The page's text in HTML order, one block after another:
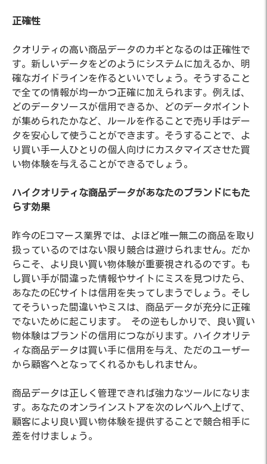
正確性
クオリティの高い商品データのカギとなるのは正確性で
す。新しいデータをどのようにシステムに加えるか、明
確なガイドラインを作るといいでしょう。そうすること
で全ての情報が均一かつ正確に加えられます。例えば、
どのデータソースが信用できるか、どのデータポイント
が集められたかなど、ルールを作ることで売り手はデー
タを安心して使うことができます。そうすることで、よ
り買い手一人ひとりの個人向けにカスタマイズさせた買
い物体験を与えることができるでしょう。
ハイクオリティな商品データがあなたのブランドにもた
らす効果
昨今のEコマース業界では、よほど唯一無二の商品を取り
扱っているのではない限り競合は避けられません。だか
らこそ、より良い買い物体験が重要視されるのです。も
し買い手が間違った情報やサイトにミスを見つけたら、
あなたのECサイトは信用を失ってしまうでしょう。そし
てそういった間違いやミスは、商品データが充分に正確
でないために起こります。
その逆もしかりで、良い買い
物体験はブランドの信用につながります。ハイクオリテ
ィな商品データは買い手に信用を与え、ただのユーザー
から顧客へとなってくれるかもしれません。
商品データは正しく管理できれば強力なツールになりま
す。あなたのオンラインストアを次のレベルへ上げて、
顧客により良い買い物体験を提供することで競合相手に
差を付けましょう。